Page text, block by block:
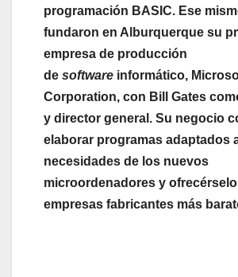
programación BASIC. Ese
fundaron en Alburquerque su
empresa de producción
de software informático,
Corporation, con Bill Gates
y director general. Su negocio
elaborar programas adaptados
necesidades de los nuevos
microordenadores y
empresas fabricantes más